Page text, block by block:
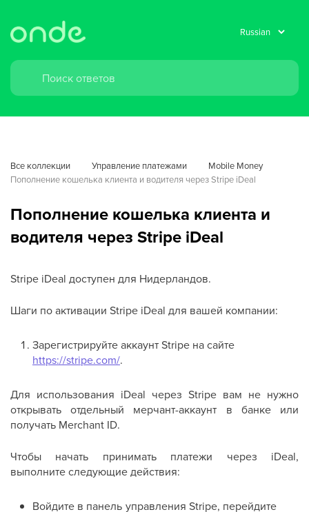
Все коллекции Управление платежами
Mobile Money
Пополнение кошелька клиента и водителя через Stripe iDeal
Пополнение кошелька клиента и
водителя через Stripe iDeal
Stripe iDeal доступен для Нидерландов.
Шаги по активации Stripe iDeal для вашей компании:
Зарегистрируйте аккаунт Stripe на сайте
https://stripe.com/.
Для использования iDeal через Stripe вам не нужно
открывать отдельный мерчант-аккаунт в банке или
получать Merchant ID.
Чтобы начать принимать платежи через iDeal,
выполните следующие действия:
Войдите в панель управления Stripe, перейдите